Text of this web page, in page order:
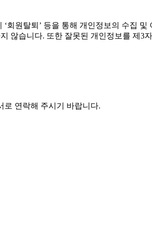
원탈퇴’ 등을 통해 개인정보의 수집
않습니다. 또한 잘못된 개인정보를 제3
로 연락해 주시기 바랍니다.